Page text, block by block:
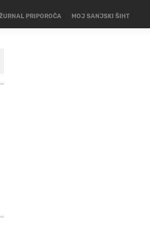
PRIPOROČA MOJ SANJSKI ŠIHT